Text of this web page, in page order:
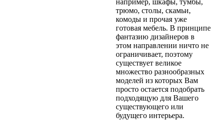
трюмо, столы, скамьи,
комоды и прочая уже
готовая мебель. В принципе
фантазию дизайнеров в
этом направлении ничто не
ограничивает, поэтому
существует великое
множество разнообразных
моделей из которых Вам
просто остается подобрать
подходящую для Вашего
существующего или
будущего интерьера.